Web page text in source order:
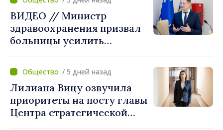
Методология утверждена
правительством
ВИДЕО // Министр
здравоохранения призвал
больницы усилить
чрезвычайным ситуациям
/ 5 дней назад
Лилиана Вицу озвучила
приоритеты на посту главы
Центра стратегической